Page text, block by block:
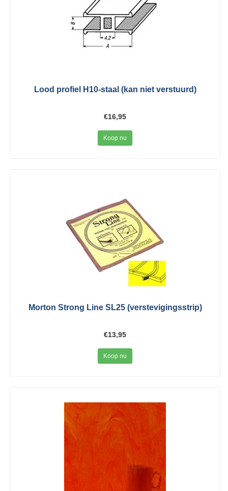
Lood profiel H10-staal (kan niet verstuurd)
€16,95
Koop nu
Morton Strong Line SL25 (verstevigingsstrip)
€13,95
Koop nu